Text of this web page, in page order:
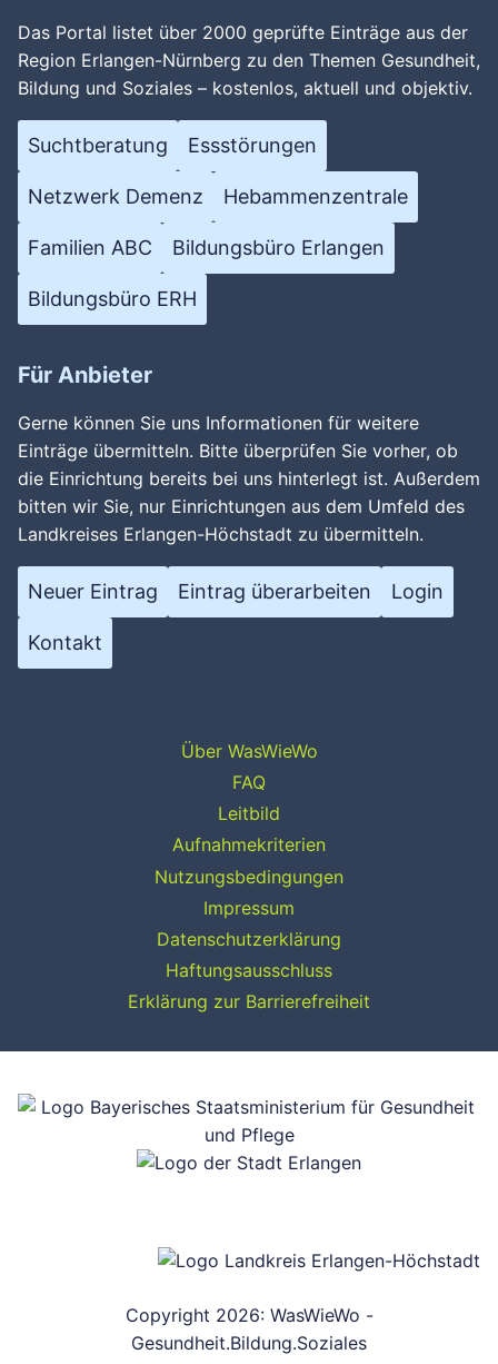
Das Portal listet über 2000 geprüfte Einträge aus der
Region Erlangen-Nürnberg zu den Themen Gesundheit,
Bildung und Soziales – kostenlos, aktuell und objektiv.
Suchtberatung Essstörungen
Netzwerk Demenz Hebammenzentrale
Familien ABC Bildungsbüro Erlangen
Bildungsbüro ERH
Für Anbieter
Gerne können Sie uns Informationen für weitere
Einträge übermitteln. Bitte überprüfen Sie vorher, ob
die Einrichtung bereits bei uns hinterlegt ist. Außerdem
bitten wir Sie, nur Einrichtungen aus dem Umfeld des
Landkreises Erlangen-Höchstadt zu übermitteln.
Neuer Eintrag Eintrag überarbeiten Login
Kontakt
Über WasWieWo
FAQ
Leitbild
Aufnahmekriterien
Nutzungsbedingungen
Impressum
Datenschutzerklärung
Haftungsausschluss
Erklärung zur Barrierefreiheit
Copyright 2026: WasWieWo -
Gesundheit.Bildung.Soziales